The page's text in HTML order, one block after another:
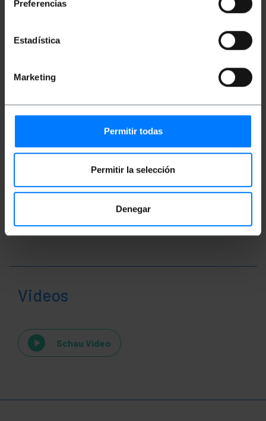
Preferencias
Estadística
Marketing
Permitir todas
Permitir la selección
Denegar
Produktgröße (Breite x Tiefe x Höhe): 15.0 x
15.0 x 2.0 cm
Packungsgrösse: 15.0 x 15.0 x 2.0 cm
Videos
Schau Video